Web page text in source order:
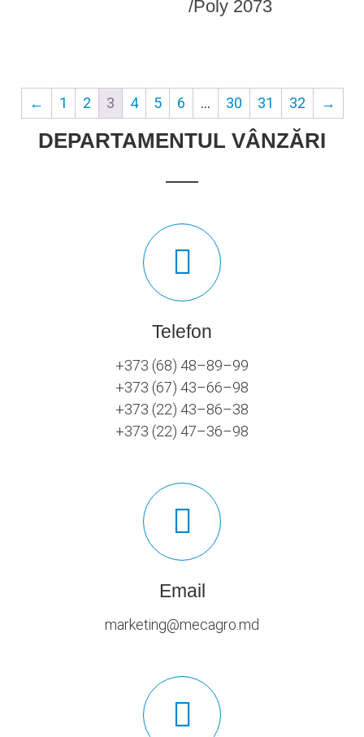
/Poly 2073
← 1 2 3 4 5 6 … 30 31 32 →
DEPARTAMENTUL VÂNZĂRI
Telefon
+373 (68) 48–89–99
+373 (67) 43–66–98
+373 (22) 43–86–38
+373 (22) 47–36–98
Email
marketing@mecagro.md